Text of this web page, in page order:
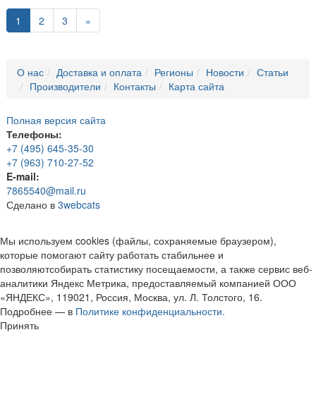
1 2 3 »
О нас Доставка и оплата Регионы Новости
Статьи
Производители
Контакты Карта сайта
Полная версия сайта
Телефоны:
+7 (495) 645-35-30
+7 (963) 710-27-52
E-mail:
7865540@mail.ru
Сделано в 3webcats
Мы используем cookies (файлы, сохраняемые браузером),
которые помогают сайту работать стабильнее и
позволяютсобирать статистику посещаемости, а также сервис веб-
аналитики Яндекс Метрика, предоставляемый компанией ООО
«ЯНДЕКС», 119021, Россия, Москва, ул. Л. Толстого, 16.
Подробнее — в Политике конфиденциальности.
Принять